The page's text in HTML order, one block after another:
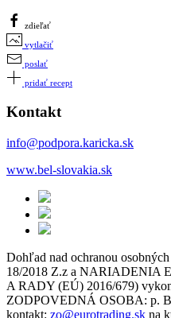
zdieľať
vytlačiť
poslať
pridať recept
Kontakt
info@podpora.karicka.sk
www.bel-slovakia.sk
Dohľad nad ochranou
18/2018 Z.z a NARIADENIA
A RADY (EÚ) 2016/679)
ZODPOVEDNÁ OSOBA: p.
kontakt: zo@eurotrading.sk na